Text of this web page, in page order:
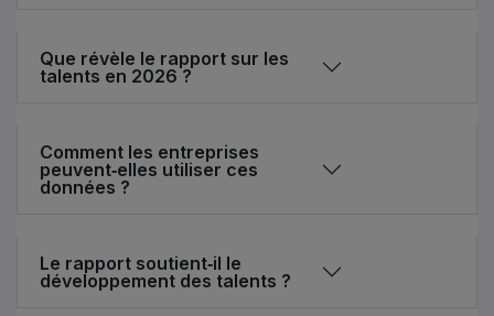
Que révèle le rapport sur les
talents en 2026 ?
Comment les entreprises
peuvent‑elles utiliser ces
données ?
Le rapport soutient‑il le
développement des talents ?